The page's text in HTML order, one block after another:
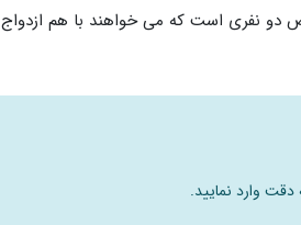
دو نفری است که می خواهند با هم ازدواج
وارد نمایید.